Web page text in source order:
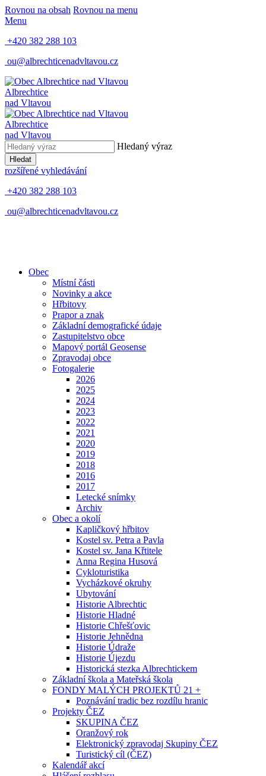
Rovnou na obsah Rovnou na menu
Menu
+420 382 288 103
ou@albrechticenadvltavou.cz
Albrechtice
nad Vltavou
Albrechtice
nad Vltavou
Hledaný výraz
Hledat
rozšířené vyhledávání
+420 382 288 103
ou@albrechticenadvltavou.cz
Obec
Místní části
Novinky a akce
Hřbitovy
Prapor a znak
Základní demografické údaje
Zastupitelstvo obce
Mapový portál Geosense
Zpravodaj obce
Fotogalerie
2026
2025
2024
2023
2022
2021
2020
2019
2018
2016
2017
Letecké snímky
Archiv
Obec a okolí
Kapličkový hřbitov
Kostel sv. Petra a Pavla
Kostel sv. Jana Křtitele
Anna Regina Husová
Cykloturistika
Vycházkové okruhy
Ubytování
Historie Albrechtic
Historie Hladné
Historie Chřešťovic
Historie Jehnědna
Historie Údraže
Historie Újezdu
Historická stezka Albrechtickem
Základní škola a Mateřská škola
FONDY MALÝCH PROJEKTŮ 21 +
Poznávání tradic bez rozdílu hranic
Projekty ČEZ
SKUPINA ČEZ
Oranžový rok
Elektronický zpravodaj Skupiny ČEZ
Turistický cíl (ČEZ)
Kalendář akcí